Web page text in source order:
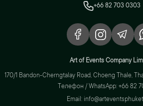
+66 82 703 0303
Art of Events Company
170/1 Bandon-Cherngtalay Road, Choeng Thale,
Телефон / WhatsApp: +66 82
Email: